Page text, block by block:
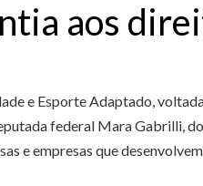
aos
e Esporte Adaptado,
federal Mara Gabrilli,
e empresas que